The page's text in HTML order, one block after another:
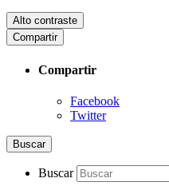
Alto contraste
Compartir
Compartir
Facebook
Twitter
Buscar
Buscar